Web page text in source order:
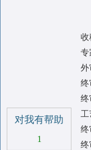
对我有帮助
1
收
专
外
终
终
工
终
终